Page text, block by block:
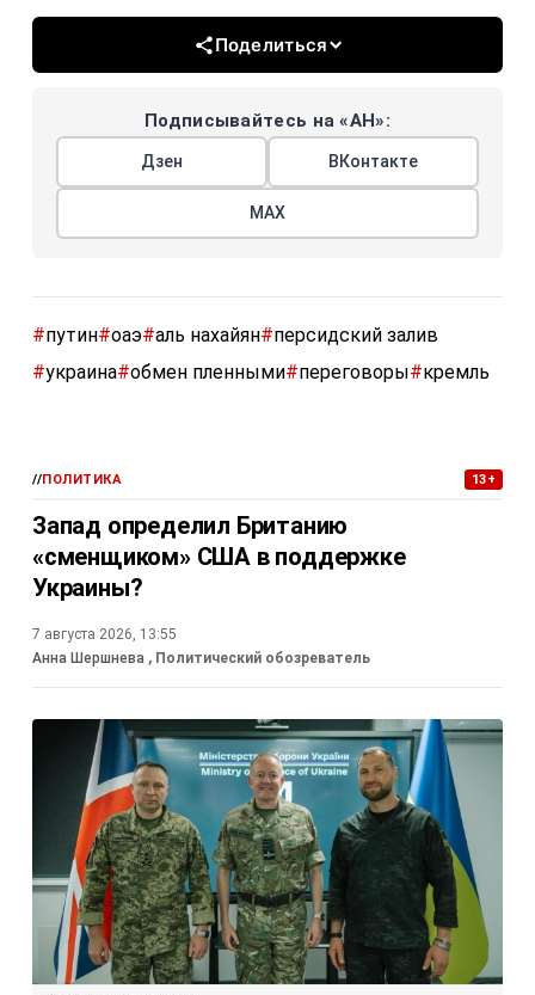
Поделиться
Подписывайтесь на «АН»:
Дзен ВКонтакте
МАХ
#путин#оаэ#аль нахайян#персидский залив
#украина#обмен пленными#переговоры#кремль
//ПОЛИТИКА 13+
Запад определил Британию
«сменщиком» США в поддержке
Украины?
7 августа 2026, 13:55
Анна Шершнева , Политический обозреватель